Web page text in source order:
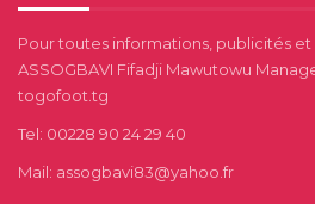
Pour toutes informations, publicités
ASSOGBAVI Fifadji Mawutowu
togofoot.tg
Tel: 00228 90 24 29 40
Mail: assogbavi83@yahoo.fr